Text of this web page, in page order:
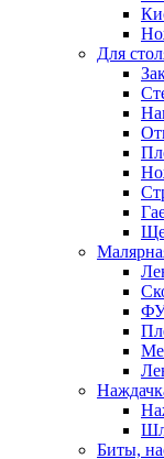
Для
Биты,